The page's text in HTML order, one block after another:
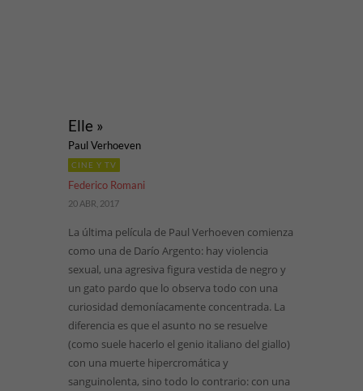
Elle »
Paul Verhoeven
CINE Y TV
Federico Romani
20 ABR, 2017
La última película de Paul Verhoeven comienza
como una de Darío Argento: hay violencia
sexual, una agresiva figura vestida de negro y
un gato pardo que lo observa todo con una
curiosidad demoníacamente concentrada. La
diferencia es que el asunto no se resuelve
(como suele hacerlo el genio italiano del giallo)
con una muerte hipercromática y
sanguinolenta, sino todo lo contrario: con una